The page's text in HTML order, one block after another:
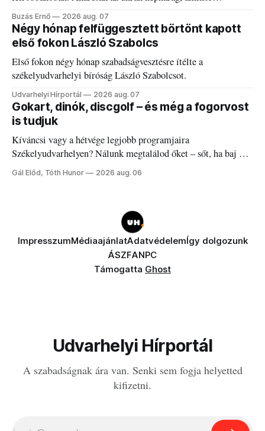
elégedetlen vezetőivel.
Buzás Ernő 2026 aug. 07
Négy hónap felfüggesztett börtönt kapott
első fokon László Szabolcs
Első fokon négy hónap szabadságvesztésre ítélte a
székelyudvarhelyi bíróság László Szabolcsot.
Udvarhelyi Hírportál 2026 aug. 07
Gokart, dinók, discgolf – és még a fogorvost
is tudjuk
Kíváncsi vagy a hétvége legjobb programjaira
Székelyudvarhelyen? Nálunk megtalálod őket – sőt, ha baj van
a fogaddal, a fogorvosi ügyeletet is!
Gál Előd, Tóth Hunor 2026 aug. 06
ImpresszumMédiaajánlatAdatvédelemÍgy dolgozunk
ÁSZFANPC
Támogatta Ghost
Udvarhelyi Hírportál
A szabadságnak ára van. Senki sem fogja helyetted
kifizetni.